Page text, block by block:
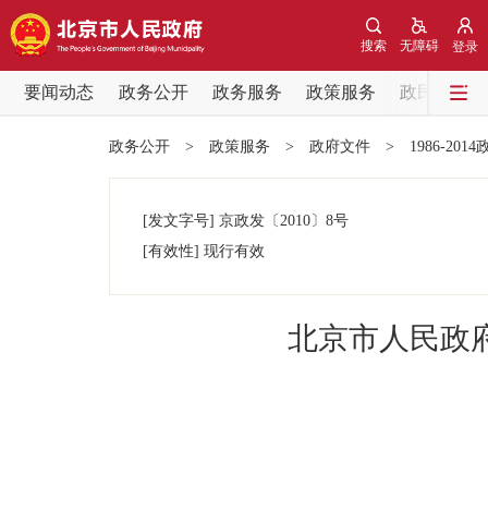
登录
无障碍
搜索
要闻动态 政务公开 政务服务 政策服务
政民互动
党中央精神
政务公开 > 政策服务 > 政府文件 > 1986-2014
[发文字号] 京政发 〔2010〕 8号
[有效性] 现行有效
北京市人民政